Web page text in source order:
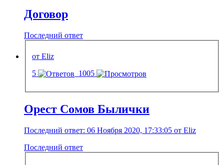
Договор
Последний ответ
от Eliz
5
1005
Орест Сомов Былички
Последний ответ: 06 Ноября 2020, 17:33:05 от Eliz
Последний ответ